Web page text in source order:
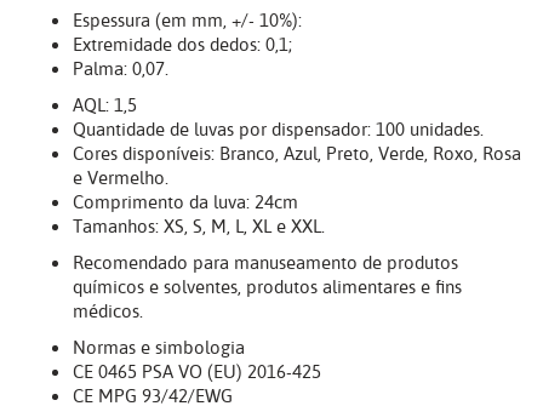
Espessura (em mm, +/- 10%):
Extremidade dos dedos: 0,1;
Palma: 0,07.
AQL: 1,5
Quantidade de luvas por dispensador: 100 unidades.
Cores disponíveis: Branco, Azul, Preto, Verde, Roxo, Rosa
e Vermelho.
Comprimento da luva: 24cm
Tamanhos: XS, S, M, L, XL e XXL.
Recomendado para manuseamento de produtos
químicos e solventes, produtos alimentares e fins
médicos.
Normas e simbologia
CE 0465 PSA VO (EU) 2016-425
CE MPG 93/42/EWG